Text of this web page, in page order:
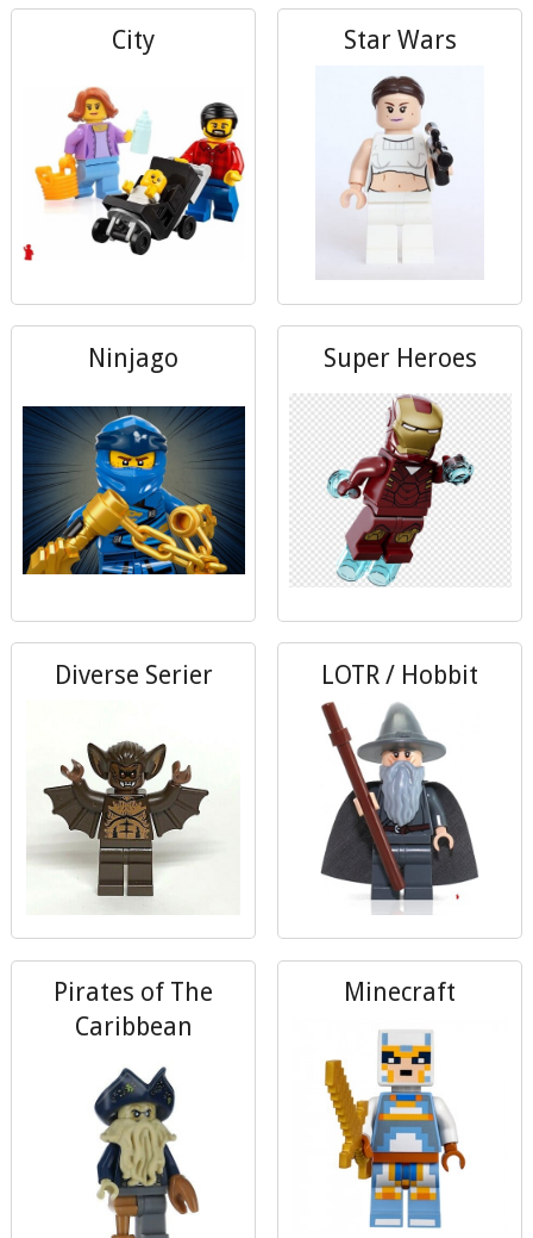
City Star Wars
Ninjago Super Heroes
Diverse Serier LOTR / Hobbit
Pirates of The
Caribbean
Minecraft